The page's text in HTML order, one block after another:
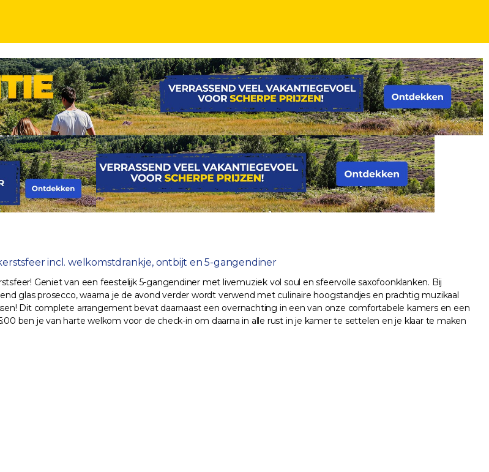
welkomstdrankje, ontbijt en 5-gangendiner!
incl. welkomstdrankje, ontbijt en 5-gangendiner
Geniet van een feestelijk 5-gangendiner met livemuziek vol soul en sfeervolle saxofoonklanken. Bij
glas prosecco, waarna je de avond verder wordt verwend met culinaire hoogstandjes en prachtig muzikaal
Dit complete arrangement bevat daarnaast een overnachting in een van onze comfortabele kamers en een
ben je van harte welkom voor de check-in om daarna in alle rust in je kamer te settelen en je klaar te maken